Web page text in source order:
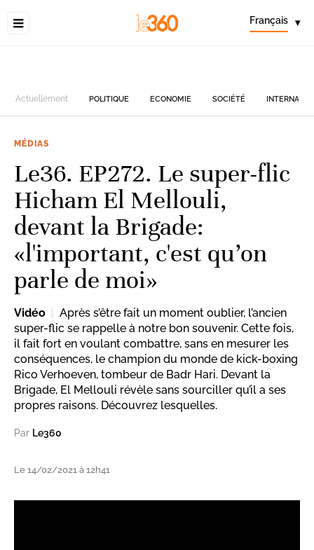
Français ▾
Actuellement POLITIQUE ECONOMIE SOCIÉTÉ
MÉDIAS
Le36. EP272. Le super-flic
Hicham El Mellouli,
devant la Brigade:
«l'important, c'est qu’on
parle de moi»
Vidéo
Après s’être fait un moment oublier, l’ancien
super-flic se rappelle à notre bon souvenir. Cette fois,
il fait fort en voulant combattre, sans en mesurer les
conséquences, le champion du monde de kick-boxing
Rico Verhoeven, tombeur de Badr Hari. Devant la
Brigade, El Mellouli révèle sans sourciller qu’il a ses
propres raisons. Découvrez lesquelles.
Par Le360
Le 14/02/2021 à 12h41